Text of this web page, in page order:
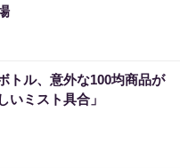
トル、意外な100均商品が
いミスト具合」